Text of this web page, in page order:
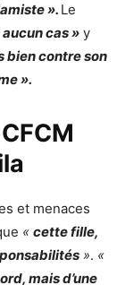
». Le
aucun cas » y
bien contre son
».
et menaces
« cette fille,
». «
mais d’une